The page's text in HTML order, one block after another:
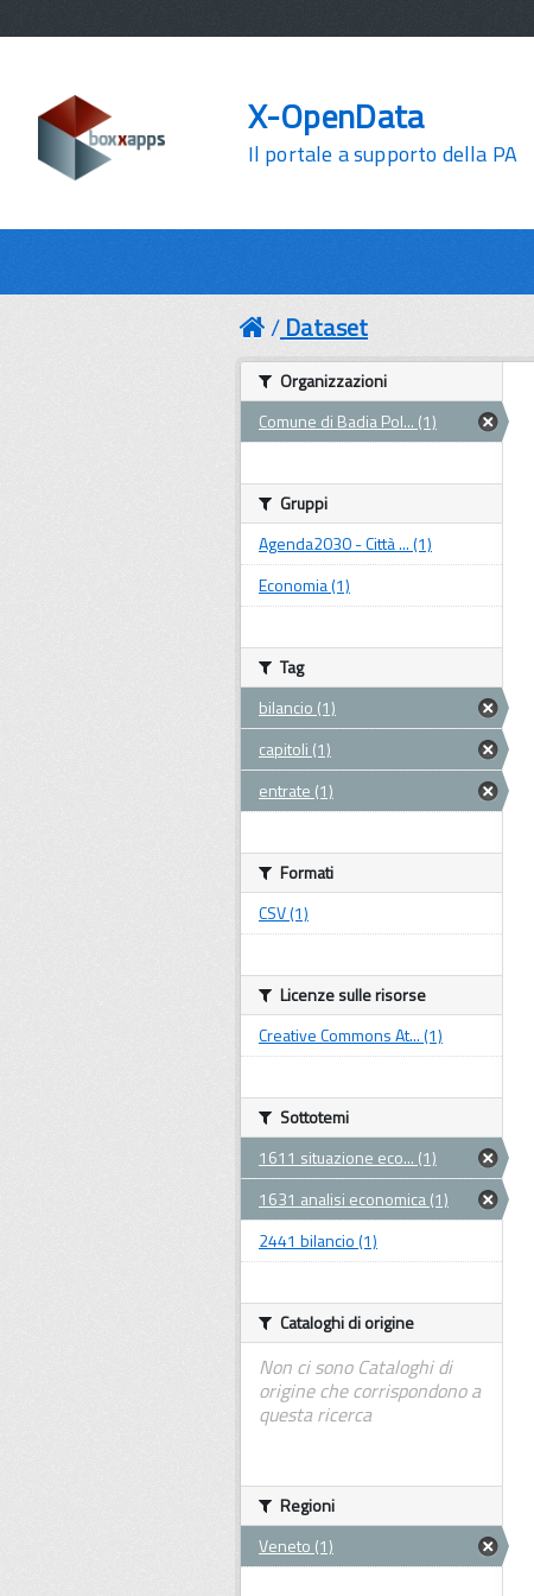
X-OpenData
Il portale a supporto della PA
Dataset
Organizzazioni
Comune di Badia Pol... (1)
Gruppi
Agenda2030 - Città ... (1)
Economia (1)
Tag
bilancio (1)
capitoli (1)
entrate (1)
Formati
CSV (1)
Licenze sulle risorse
Creative Commons At... (1)
Sottotemi
1611 situazione eco... (1)
1631 analisi economica (1)
2441 bilancio (1)
Cataloghi di origine
Non ci sono Cataloghi di
origine che corrispondono a
questa ricerca
Regioni
Veneto (1)